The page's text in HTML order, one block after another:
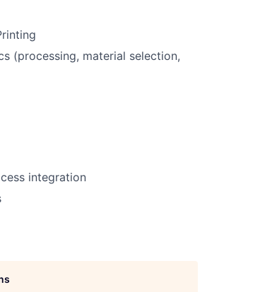
(processing, material selection,
integration